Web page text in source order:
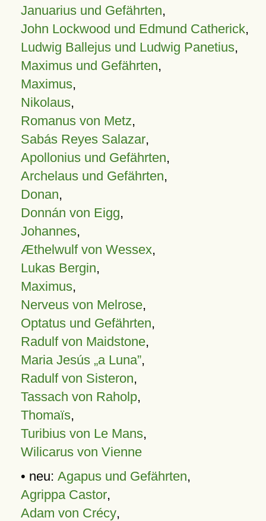
Januarius und Gefährten,
John Lockwood und Edmund Catherick,
Ludwig Ballejus und Ludwig Panetius,
Maximus und Gefährten,
Maximus,
Nikolaus,
Romanus von Metz,
Sabás Reyes Salazar,
Apollonius und Gefährten,
Archelaus und Gefährten,
Donan,
Donnán von Eigg,
Johannes,
Æthelwulf von Wessex,
Lukas Bergin,
Maximus,
Nerveus von Melrose,
Optatus und Gefährten,
Radulf von Maidstone,
Maria Jesús „a Luna”,
Radulf von Sisteron,
Tassach von Raholp,
Thomaïs,
Turibius von Le Mans,
Wilicarus von Vienne
• neu: Agapus und Gefährten,
Agrippa Castor,
Adam von Crécy,